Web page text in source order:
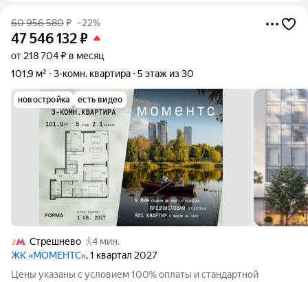
60 956 580₽ –22%
47 546 132₽
от 218 704 ₽ в месяц
101,9 м²
3-комн. квартира 5 этаж из 30
новостройка есть видео
Стрешнево
4 мин.
ЖК «МОМЕНТС», 1 квартал 2027
Цены указаны с условием 100% оплаты и стандартной